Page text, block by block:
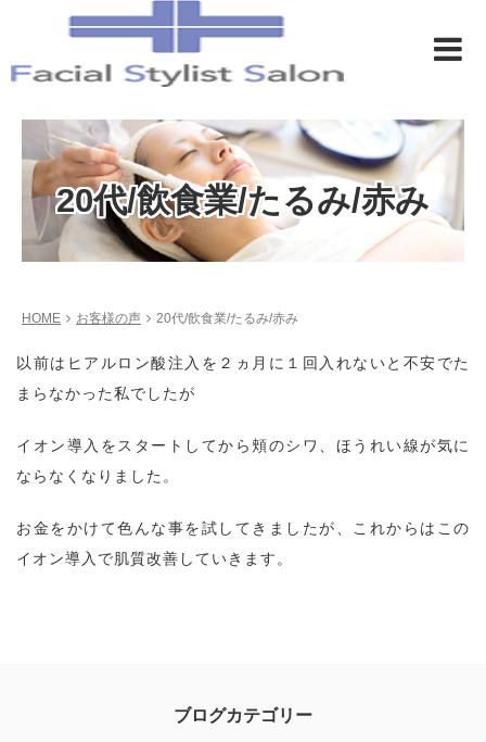
20代/飲食業/たるみ/赤み
HOME お客様の声 20代/飲食業/たるみ/赤み
以前はヒアルロン酸注入を２ヵ月に１回入れないと不安でた
まらなかった私でしたが
イオン導入をスタートしてから頬のシワ、ほうれい線が気に
ならなくなりました。
お金をかけて色んな事を試してきましたが、これからはこの
イオン導入で肌質改善していきます。
ブログカテゴリー